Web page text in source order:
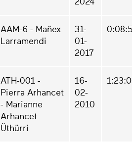
AAM-6 - Mañex
Larramendi
31-
01-
2017
0:08:54
ATH-001 -
Pierra Arhancet
- Marianne
Arhancet
Üthürri
16-
02-
2010
1:23:00